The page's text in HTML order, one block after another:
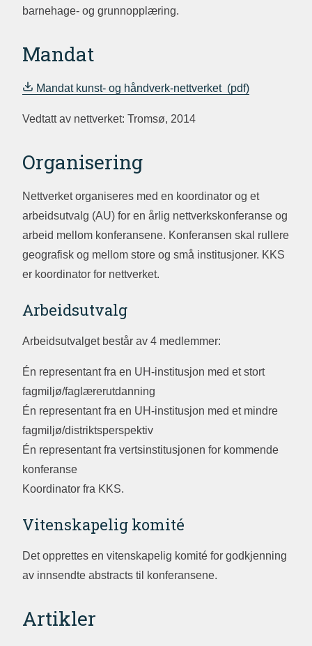
barnehage- og grunnopplæring.
Mandat
Mandat kunst- og håndverk-nettverket
Vedtatt av nettverket: Tromsø, 2014
Organisering
Nettverket organiseres med en koordinator og et
arbeidsutvalg (AU) for en årlig nettverkskonferanse og
arbeid mellom konferansene. Konferansen skal rullere
geografisk og mellom store og små institusjoner. KKS
er koordinator for nettverket.
Arbeidsutvalg
Arbeidsutvalget består av 4 medlemmer:
Én representant fra en UH-institusjon med et stort
fagmiljø/faglærerutdanning
Én representant fra en UH-institusjon med et mindre
fagmiljø/distriktsperspektiv
Én representant fra vertsinstitusjonen for kommende
konferanse
Koordinator fra KKS.
Vitenskapelig komité
Det opprettes en vitenskapelig komité for godkjenning
av innsendte abstracts til konferansene.
Artikler